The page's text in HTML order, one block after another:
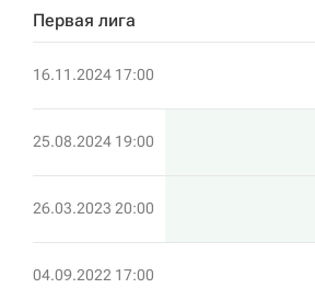
Первая лига
16.11.2024 17:00
25.08.2024 19:00
26.03.2023 20:00
04.09.2022 17:00